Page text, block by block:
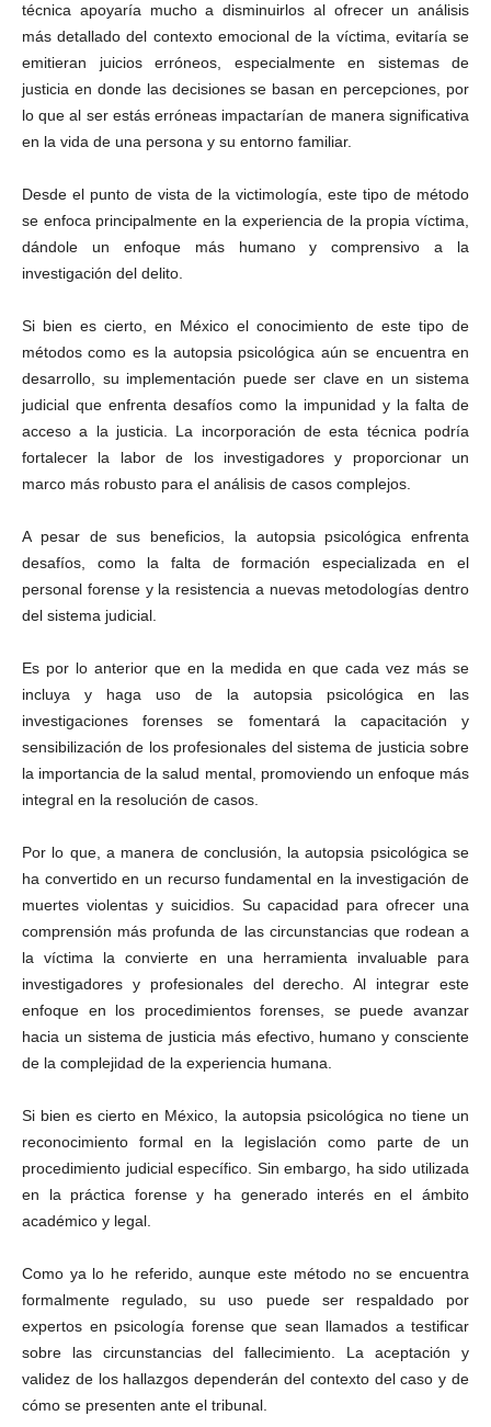
técnica apoyaría mucho a disminuirlos al ofrecer un análisis
más detallado del contexto emocional de la víctima, evitaría se
emitieran juicios erróneos, especialmente en sistemas de
justicia en donde las decisiones se basan en percepciones, por
lo que al ser estás erróneas impactarían de manera significativa
en la vida de una persona y su entorno familiar.
Desde el punto de vista de la victimología, este tipo de método
se enfoca principalmente en la experiencia de la propia víctima,
dándole un enfoque más humano y comprensivo a la
investigación del delito.
Si bien es cierto, en México el conocimiento de este tipo de
métodos como es la autopsia psicológica aún se encuentra en
desarrollo, su implementación puede ser clave en un sistema
judicial que enfrenta desafíos como la impunidad y la falta de
acceso a la justicia. La incorporación de esta técnica podría
fortalecer la labor de los investigadores y proporcionar un
marco más robusto para el análisis de casos complejos.
A pesar de sus beneficios, la autopsia psicológica enfrenta
desafíos, como la falta de formación especializada en el
personal forense y la resistencia a nuevas metodologías dentro
del sistema judicial.
Es por lo anterior que en la medida en que cada vez más se
incluya y haga uso de la autopsia psicológica en las
investigaciones forenses se fomentará la capacitación y
sensibilización de los profesionales del sistema de justicia sobre
la importancia de la salud mental, promoviendo un enfoque más
integral en la resolución de casos.
Por lo que, a manera de conclusión, la autopsia psicológica se
ha convertido en un recurso fundamental en la investigación de
muertes violentas y suicidios. Su capacidad para ofrecer una
comprensión más profunda de las circunstancias que rodean a
la víctima la convierte en una herramienta invaluable para
investigadores y profesionales del derecho. Al integrar este
enfoque en los procedimientos forenses, se puede avanzar
hacia un sistema de justicia más efectivo, humano y consciente
de la complejidad de la experiencia humana.
Si bien es cierto en México, la autopsia psicológica no tiene un
reconocimiento formal en la legislación como parte de un
procedimiento judicial específico. Sin embargo, ha sido utilizada
en la práctica forense y ha generado interés en el ámbito
académico y legal.
Como ya lo he referido, aunque este método no se encuentra
formalmente regulado, su uso puede ser respaldado por
expertos en psicología forense que sean llamados a testificar
sobre las circunstancias del fallecimiento. La aceptación y
validez de los hallazgos dependerán del contexto del caso y de
cómo se presenten ante el tribunal.